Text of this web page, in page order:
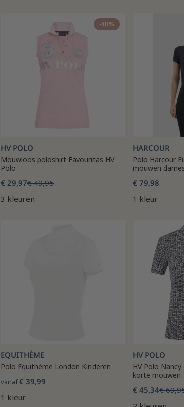
-40%
HV POLO
Mouwloos poloshirt Favouritas HV
Polo
€ 29,97€ 49,95
3 kleuren
HARCOUR
Polo Harcour
mouwen
€ 79,98
1 kleur
EQUITHÈME
Polo Equithème London Kinderen
vanaf€ 39,99
1 kleur
HV POLO
HV Polo
korte mouwen
€ 45,34€